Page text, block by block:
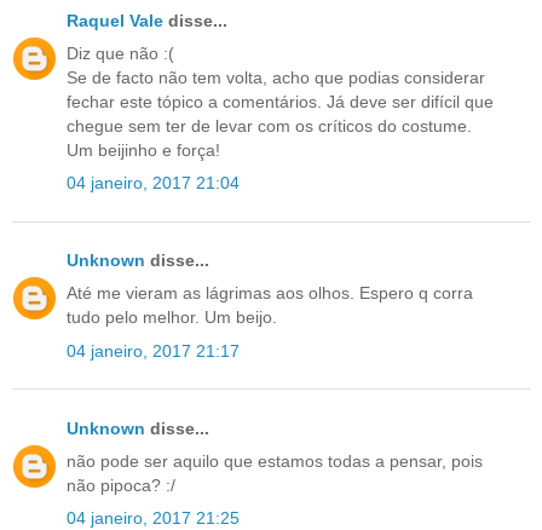
Raquel Vale disse...
Diz que não :(
Se de facto não tem volta, acho que podias considerar
fechar este tópico a comentários. Já deve ser difícil que
chegue sem ter de levar com os críticos do costume.
Um beijinho e força!
04 janeiro, 2017 21:04
Unknown disse...
Até me vieram as lágrimas aos olhos. Espero q corra
tudo pelo melhor. Um beijo.
04 janeiro, 2017 21:17
Unknown disse...
não pode ser aquilo que estamos todas a pensar, pois
não pipoca? :/
04 janeiro, 2017 21:25